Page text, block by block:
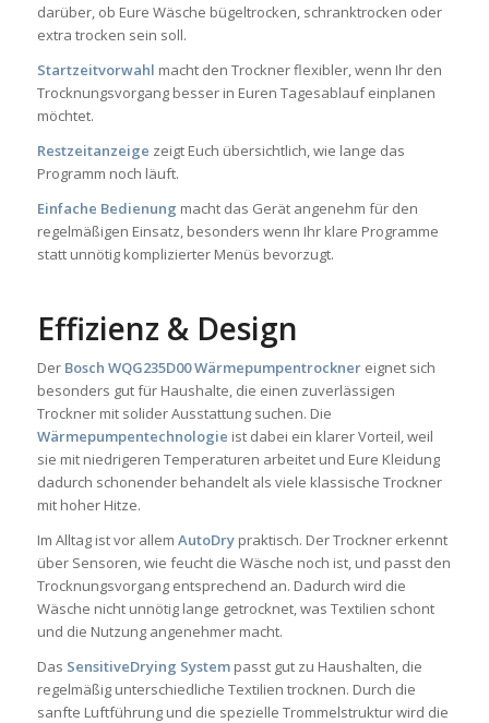
darüber, ob Eure Wäsche bügeltrocken, schranktrocken oder
extra trocken sein soll.
Startzeitvorwahl macht den Trockner flexibler, wenn Ihr den
Trocknungsvorgang besser in Euren Tagesablauf einplanen
möchtet.
Restzeitanzeige zeigt Euch übersichtlich, wie lange das
Programm noch läuft.
Einfache Bedienung macht das Gerät angenehm für den
regelmäßigen Einsatz, besonders wenn Ihr klare Programme
statt unnötig komplizierter Menüs bevorzugt.
Effizienz & Design
Der Bosch WQG235D00 Wärmepumpentrocknereignet sich
besonders gut für Haushalte, die einen zuverlässigen
Trockner mit solider Ausstattung suchen. Die
Wärmepumpentechnologie ist dabei ein klarer Vorteil, weil
sie mit niedrigeren Temperaturen arbeitet und Eure Kleidung
dadurch schonender behandelt als viele klassische Trockner
mit hoher Hitze.
Im Alltag ist vor allem AutoDrypraktisch. Der Trockner erkennt
über Sensoren, wie feucht die Wäsche noch ist, und passt den
Trocknungsvorgang entsprechend an. Dadurch wird die
Wäsche nicht unnötig lange getrocknet, was Textilien schont
und die Nutzung angenehmer macht.
Das SensitiveDrying Systempasst gut zu Haushalten, die
regelmäßig unterschiedliche Textilien trocknen. Durch die
sanfte Luftführung und die spezielle Trommelstruktur wird die